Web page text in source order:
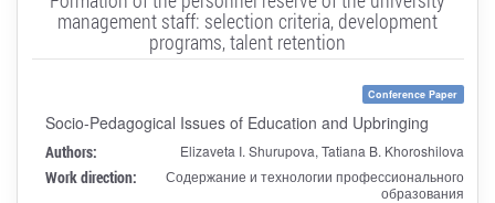
management staff: selection criteria, development
programs, talent retention
Conference Paper
Socio-Pedagogical Issues of Education and Upbringing
Authors: Elizaveta I. Shurupova, Tatiana B. Khoroshilova
Work direction:
Содержание и технологии профессионального
образования